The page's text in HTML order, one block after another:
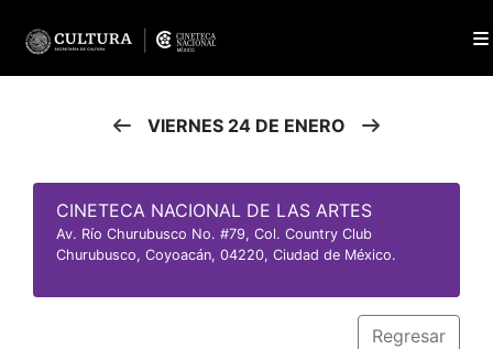
VIERNES 24 DE ENERO
CINETECA NACIONAL DE LAS ARTES
Av. Río Churubusco No. #79, Col. Country Club
Churubusco, Coyoacán, 04220, Ciudad de México.
Regresar